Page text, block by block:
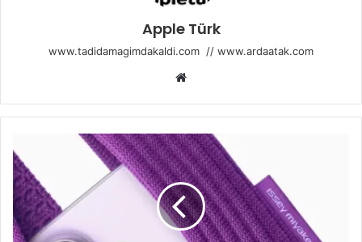
Apple Türk
www.tadidamagimdakaldi.com // www.ardaatak.com
Web